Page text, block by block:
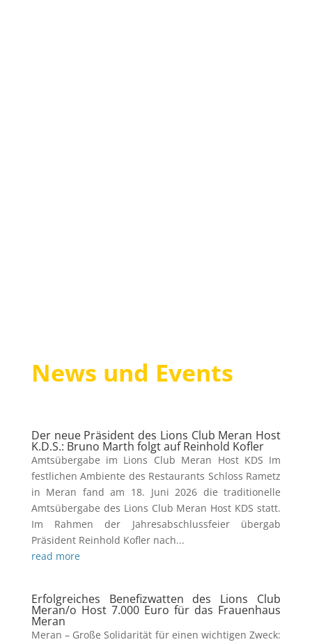
News und Events
Der neue Präsident des Lions Club Meran Host
K.D.S.: Bruno Marth folgt auf Reinhold Kofler
Amtsübergabe im Lions Club Meran Host KDS Im
festlichen Ambiente des Restaurants Schloss Rametz
in Meran fand am 18. Juni 2026 die traditionelle
Amtsübergabe des Lions Club Meran Host KDS statt.
Im Rahmen der Jahresabschlussfeier übergab
Präsident Reinhold Kofler nach...
read more
Erfolgreiches Benefizwatten des Lions Club
Meran/o Host 7.000 Euro für das Frauenhaus
Meran
Meran – Große Solidarität für einen wichtigen Zweck: